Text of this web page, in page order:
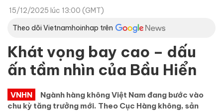
15/12/2025 lúc 13:00 (GMT)
Theo dõi Vietnamhoinhap trên
Khát vọng bay cao – dấu
ấn tầm nhìn của Bầu Hiển
VNHN
Ngành hàng không Việt Nam đang bước vào
chu kỳ tăng trưởng mới. Theo Cục Hàng không, sản